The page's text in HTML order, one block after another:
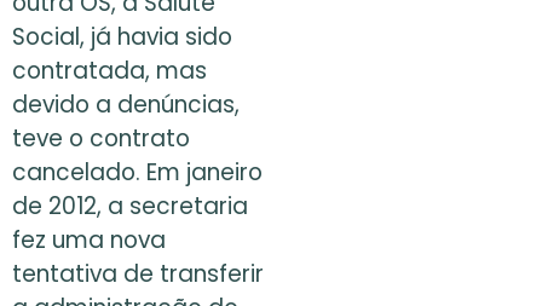
Social, já havia sido
contratada, mas
devido a denúncias,
teve o contrato
cancelado. Em janeiro
de 2012, a secretaria
fez uma nova
tentativa de transferir